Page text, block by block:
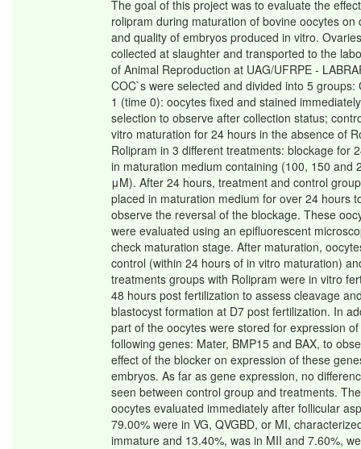
The goal of this project was to evaluate the
rolipram during maturation of bovine oocytes on
and quality of embryos produced in vitro.
collected at slaughter and transported to the
of Animal Reproduction at UAG/UFRPE -
COC`s were selected and divided into 5 groups:
1 (time 0): oocytes fixed and stained
selection to observe after collection status;
vitro maturation for 24 hours in the absence of
Rolipram in 3 different treatments: blockage for
in maturation medium containing (100, 150 and
μM). After 24 hours, treatment and control
placed in maturation medium for over 24 hours
observe the reversal of the blockage. These
were evaluated using an epifluorescent
check maturation stage. After maturation,
control (within 24 hours of in vitro maturation)
treatments groups with Rolipram were in vitro
48 hours post fertilization to assess cleavage
blastocyst formation at D7 post fertilization. In
part of the oocytes were stored for expression
following genes: Mater, BMP15 and BAX, to
effect of the blocker on expression of these
embryos. As far as gene expression, no
seen between control group and treatments. The
oocytes evaluated immediately after follicular
79.00% were in VG, QVGBD, or MI,
immature and 13.40%, was in MII and 7.60%,